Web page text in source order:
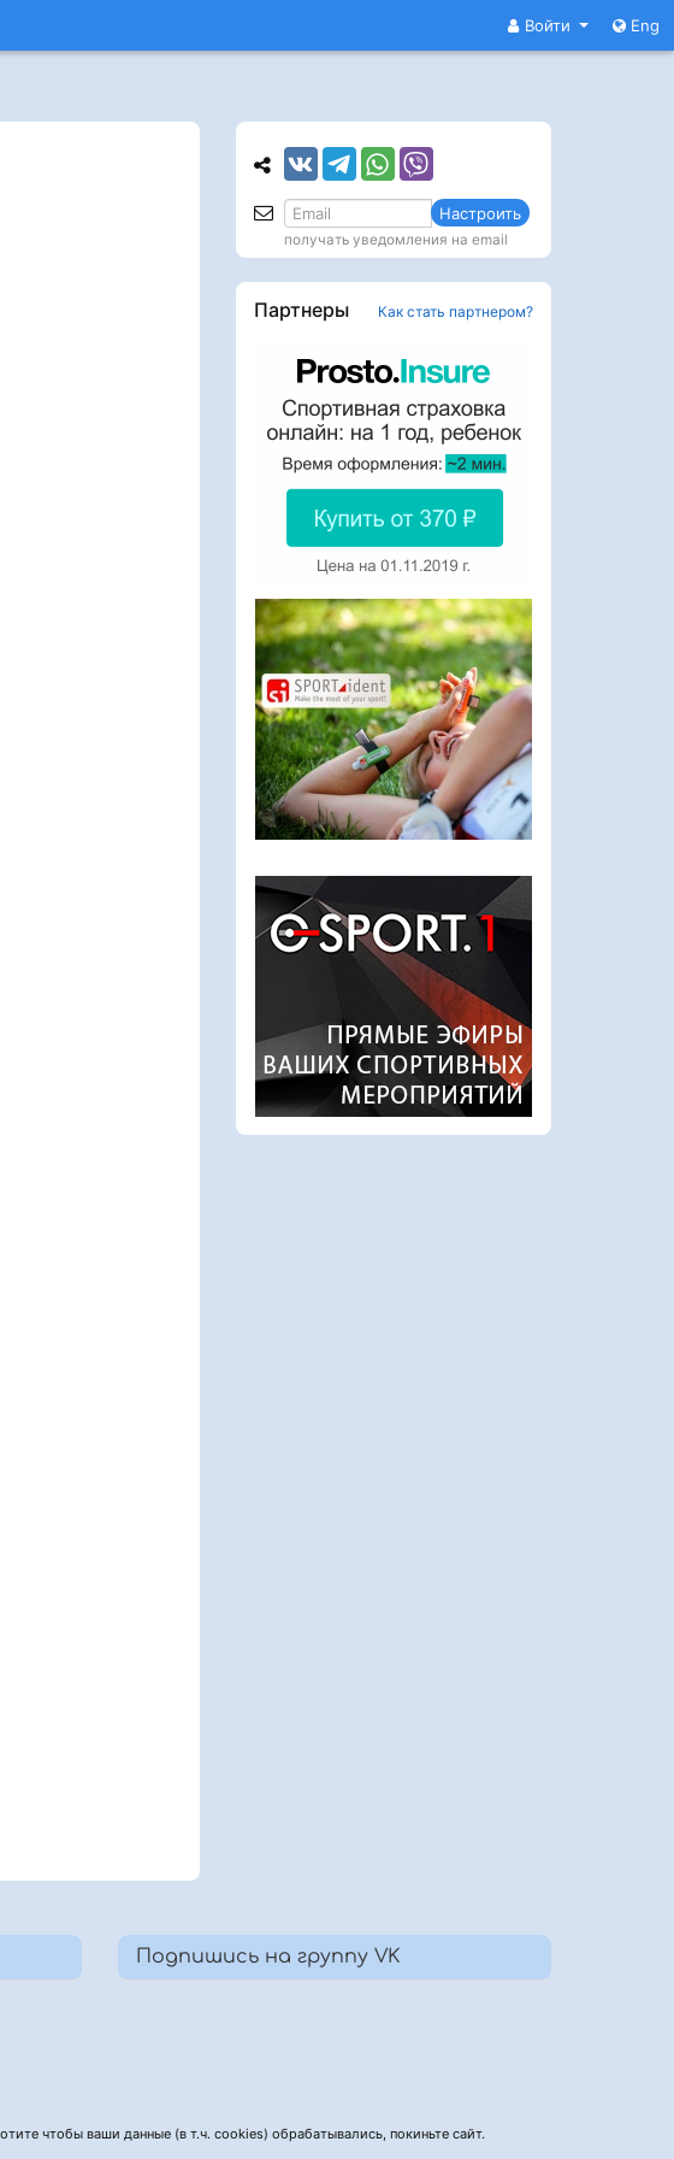
Войти Eng
Настроить
получать уведомления на email
Партнеры Как стать партнером?
Подпишись на группу VK
чтобы ваши данные (в т.ч. cookies) обрабатывались, покиньте сайт.